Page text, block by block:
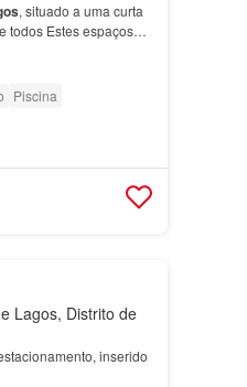
, situado a uma curta
todos Estes espaçosos
Piscina
Lagos, Distrito de
inserido